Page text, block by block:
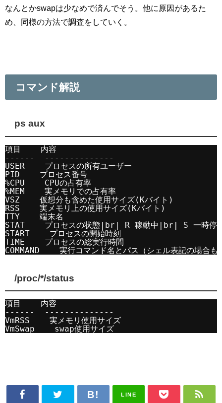
なんとかswapは少なめで済んでそう。他に原因があるた
め、同様の方法で調査をしていく。
コマンド解説
ps aux
項目    内容
------  --------------
USER    プロセスの所有ユーザー
PID    プロセス番号
%CPU    CPUの占有率
%MEM    実メモリでの占有率
VSZ    仮想分も含めた使用サイズ(Kバイト)
RSS    実メモリ上の使用サイズ(Kバイト)
TTY    端末名
STAT    プロセスの状態|br| R 稼動中|br| S 一時停
START    プロセスの開始時刻
TIME    プロセスの総実行時間
COMMAND    実行コマンド名とパス（シェル表記の場合も
/proc/*/status
項目    内容
------  --------------
VmRSS    実メモリ使用サイズ
VmSwap    swap使用サイズ
LINE